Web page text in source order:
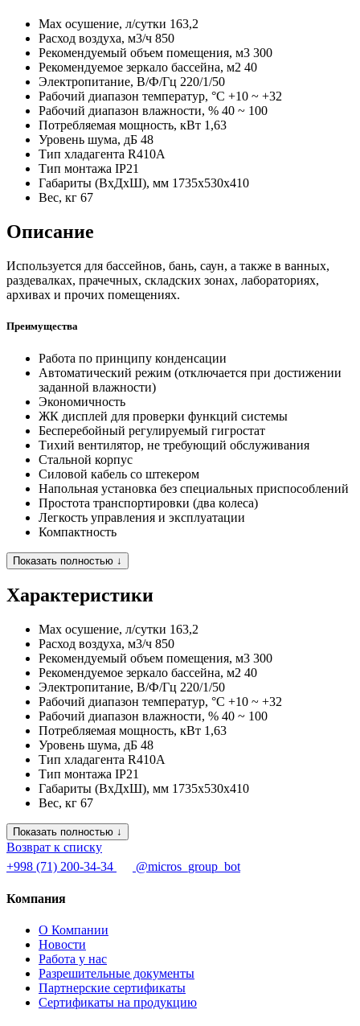
Max осушение, л/сутки 163,2
Расход воздуха, м3/ч 850
Рекомендуемый объем помещения, м3 300
Рекомендуемое зеркало бассейна, м2 40
Электропитание, В/Ф/Гц 220/1/50
Рабочий диапазон температур, °C +10 ~ +32
Рабочий диапазон влажности, % 40 ~ 100
Потребляемая мощность, кВт 1,63
Уровень шума, дБ 48
Тип хладагента R410A
Тип монтажа IP21
Габариты (ВxДxШ), мм 1735x530x410
Вес, кг 67
Описание
Используется для бассейнов, бань, саун, а также в ванных,
раздевалках, прачечных, складских зонах, лабораториях,
архивах и прочих помещениях.
Преимущества
Работа по принципу конденсации
Автоматический режим (отключается при достижении
заданной влажности)
Экономичность
ЖК дисплей для проверки функций системы
Бесперебойный регулируемый гигростат
Тихий вентилятор, не требующий обслуживания
Стальной корпус
Силовой кабель со штекером
Напольная установка без специальных приспособлений
Простота транспортировки (два колеса)
Легкость управления и эксплуатации
Компактность
Показать полностью ↓
Характеристики
Max осушение, л/сутки 163,2
Расход воздуха, м3/ч 850
Рекомендуемый объем помещения, м3 300
Рекомендуемое зеркало бассейна, м2 40
Электропитание, В/Ф/Гц 220/1/50
Рабочий диапазон температур, °C +10 ~ +32
Рабочий диапазон влажности, % 40 ~ 100
Потребляемая мощность, кВт 1,63
Уровень шума, дБ 48
Тип хладагента R410A
Тип монтажа IP21
Габариты (ВxДxШ), мм 1735x530x410
Вес, кг 67
Показать полностью ↓
Возврат к списку
+998 (71) 200-34-34
@micros_group_bot
Компания
О Компании
Новости
Работа у нас
Разрешительные документы
Партнерские сертификаты
Сертификаты на продукцию